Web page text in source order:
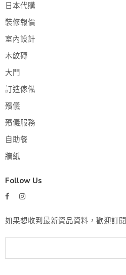
日本代購
裝修報價
室內設計
木紋磚
大門
訂造傢俬
殯儀
殯儀服務
自助餐
牆紙
Follow Us
如果想收到最新資品資料，歡迎訂閱